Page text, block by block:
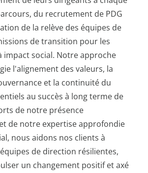
du recrutement de PDG
de la relève des équipes de
de transition pour les
impact social. Notre approche
l'alignement des valeurs, la
et la continuité du
au succès à long terme de
de notre présence
de notre expertise approfondie
nous aidons nos clients à
de direction résilientes,
un changement positif et axé